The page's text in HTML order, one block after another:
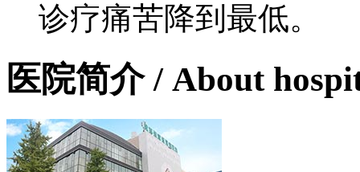
诊疗痛苦降到最低。
医院简介 / About